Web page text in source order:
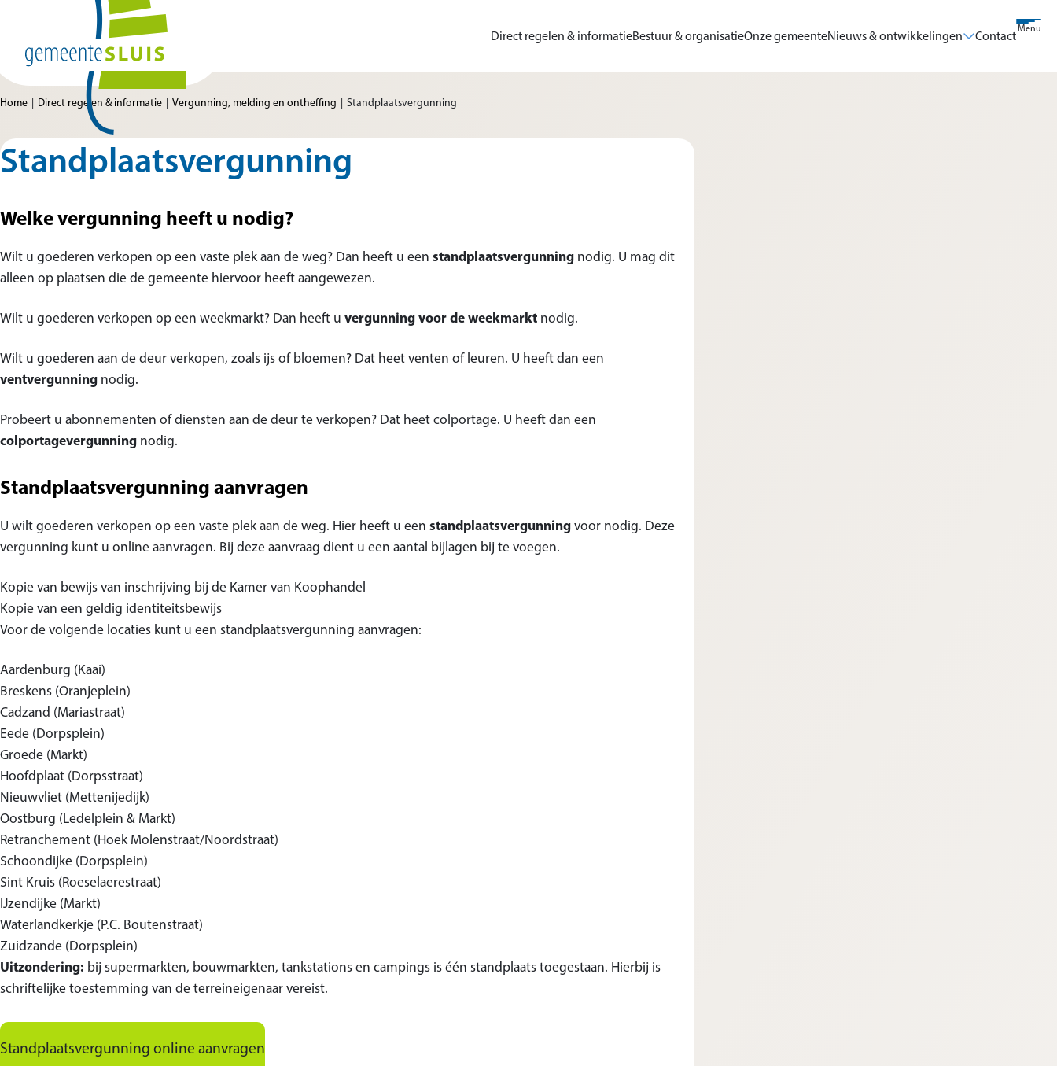
Ga naar de inhoud
Home van Gemeente Sluis
Direct regelen & informatieBestuur & organisatieOnze gemeenteNieuws & ontwikkelingen ContactMenu
Home Direct regelen & informatie Vergunning, melding en ontheffing Standplaatsvergunning
Standplaatsvergunning
Welke vergunning heeft u nodig?
Wilt u goederen verkopen op een vaste plek aan de weg? Dan heeft u een standplaatsvergunning nodig. U mag dit
alleen op plaatsen die de gemeente hiervoor heeft aangewezen.
Wilt u goederen verkopen op een weekmarkt? Dan heeft u vergunning voor de weekmarkt nodig.
Wilt u goederen aan de deur verkopen, zoals ijs of bloemen? Dat heet venten of leuren. U heeft dan een
ventvergunning nodig.
Probeert u abonnementen of diensten aan de deur te verkopen? Dat heet colportage. U heeft dan een
colportagevergunning nodig.
Standplaatsvergunning aanvragen
U wilt goederen verkopen op een vaste plek aan de weg. Hier heeft u een standplaatsvergunningvoor nodig. Deze
vergunning kunt u online aanvragen. Bij deze aanvraag dient u een aantal bijlagen bij te voegen.
Kopie van bewijs van inschrijving bij de Kamer van Koophandel
Kopie van een geldig identiteitsbewijs
Voor de volgende locaties kunt u een standplaatsvergunning aanvragen:
Aardenburg (Kaai)
Breskens (Oranjeplein)
Cadzand (Mariastraat)
Eede (Dorpsplein)
Groede (Markt)
Hoofdplaat (Dorpsstraat)
Nieuwvliet (Mettenijedijk)
Oostburg (Ledelplein & Markt)
Retranchement (Hoek Molenstraat/Noordstraat)
Schoondijke (Dorpsplein)
Sint Kruis (Roeselaerestraat)
IJzendijke (Markt)
Waterlandkerkje (P.C. Boutenstraat)
Zuidzande (Dorpsplein)
Uitzondering: bij supermarkten, bouwmarkten, tankstations en campings is één standplaats toegestaan. Hierbij is
schriftelijke toestemming van de terreineigenaar vereist.
Standplaatsvergunning online aanvragen